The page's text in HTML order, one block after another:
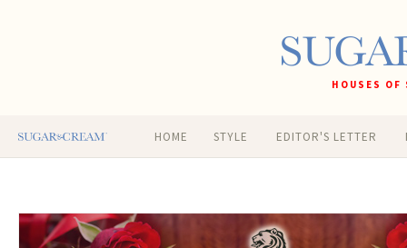
HOUSES
HOME STYLE EDITOR'S LETTER